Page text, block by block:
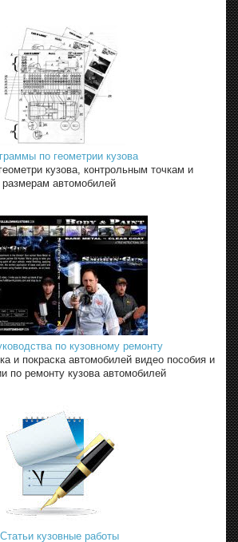
по геометрии кузова
кузова, контрольным точкам и
размерам автомобилей
по кузовному ремонту
и покраска автомобилей видео пособия и
по ремонту кузова автомобилей
Статьи кузовные работы